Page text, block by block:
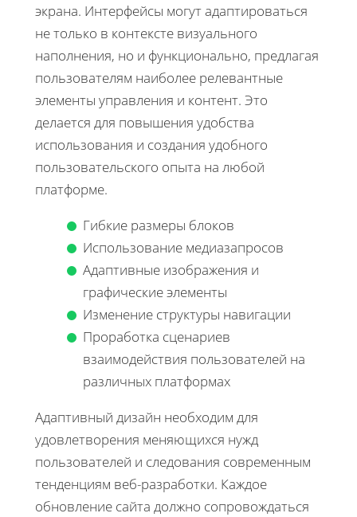
экрана. Интерфейсы могут адаптироваться
не только в контексте визуального
наполнения, но и функционально, предлагая
пользователям наиболее релевантные
элементы управления и контент. Это
делается для повышения удобства
использования и создания удобного
пользовательского опыта на любой
платформе.
Гибкие размеры блоков
Использование медиазапросов
Адаптивные изображения и
графические элементы
Изменение структуры навигации
Проработка сценариев
взаимодействия пользователей на
различных платформах
Адаптивный дизайн необходим для
удовлетворения меняющихся нужд
пользователей и следования современным
тенденциям веб-разработки. Каждое
обновление сайта должно сопровождаться